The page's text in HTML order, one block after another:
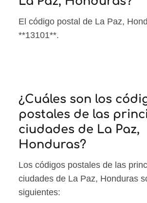
El código postal de La Paz,
**13101**.
¿Cuáles son los
postales de las
ciudades de La Paz,
Honduras?
Los códigos postales de las
ciudades de La Paz, Honduras
siguientes: